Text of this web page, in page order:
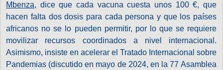
Mbenza, dice que cada vacuna cuesta unos 100 €, que
hacen falta dos dosis para cada persona y que los países
africanos no se lo pueden permitir, por lo que se requiere
movilizar recursos coordinados a nivel internacional.
Asimismo, insiste en acelerar el Tratado Internacional sobre
Pandemias (discutido en mayo de 2024, en la 77 Asamblea